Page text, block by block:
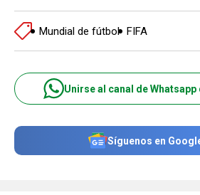
Mundial de fútbol FIFA
Unirse al canal de Whatsapp
Síguenos en